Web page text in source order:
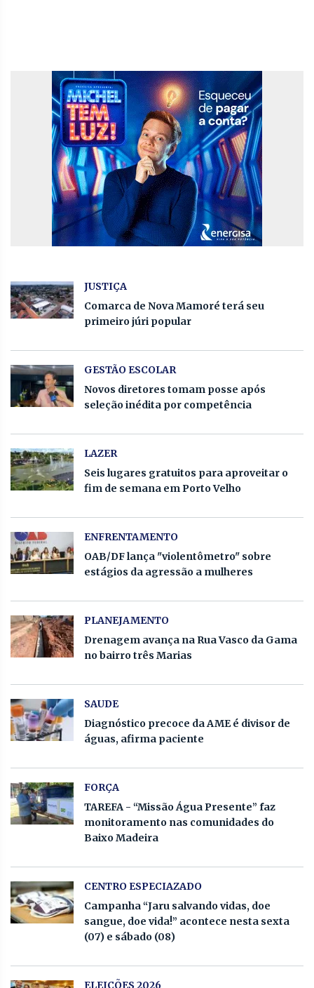
JUSTIÇA
Comarca de Nova Mamoré terá seu
primeiro júri popular
GESTÃO ESCOLAR
Novos diretores tomam posse após
seleção inédita por competência
LAZER
Seis lugares gratuitos para aproveitar o
fim de semana em Porto Velho
ENFRENTAMENTO
OAB/DF lança "violentômetro" sobre
estágios da agressão a mulheres
PLANEJAMENTO
Drenagem avança na Rua Vasco da Gama
no bairro três Marias
SAUDE
Diagnóstico precoce da AME é divisor de
águas, afirma paciente
FORÇA
TAREFA - “Missão Água Presente” faz
monitoramento nas comunidades do
Baixo Madeira
CENTRO ESPECIAZADO
Campanha “Jaru salvando vidas, doe
sangue, doe vida!” acontece nesta sexta
(07) e sábado (08)